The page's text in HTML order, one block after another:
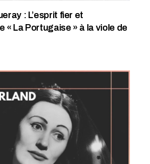
: L’esprit fier et
« La Portugaise » à la viole de